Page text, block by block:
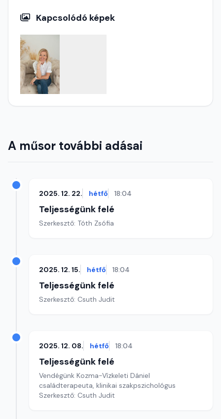
Kapcsolódó képek
A műsor további adásai
2025. 12. 22. hétfő 18:04
Teljességünk felé
Szerkesztő: Tóth Zsófia
2025. 12. 15. hétfő 18:04
Teljességünk felé
Szerkesztő: Csuth Judit
2025. 12. 08. hétfő 18:04
Teljességünk felé
Vendégünk Kozma-Vízkeleti Dániel
családterapeuta, klinikai szakpszichológus
Szerkesztő: Csuth Judit